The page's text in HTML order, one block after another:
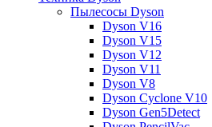
Пылесосы Dyson
Dyson V16
Dyson V15
Dyson V12
Dyson V11
Dyson V8
Dyson Cyclone V10
Dyson Gen5Detect